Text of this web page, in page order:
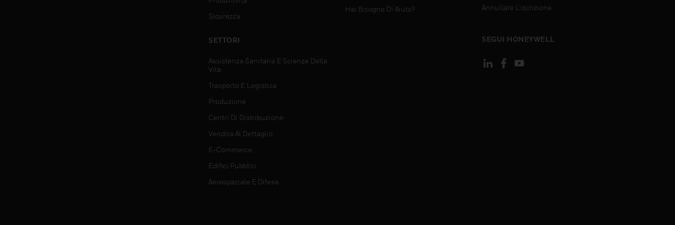
Sicurezza
SETTORI
Assistenza Sanitaria E Scienze Della
Vita
Trasporto E Logistica
Produzione
Centri Di Distribuzione
Vendita Al Dettaglio
E-Commerce
Edifici Pubblici
Aerospaziale E Difesa
Hai Bisogno Di Aiuto?
Annullate L’iscrizione
SEGUI HONEYWELL